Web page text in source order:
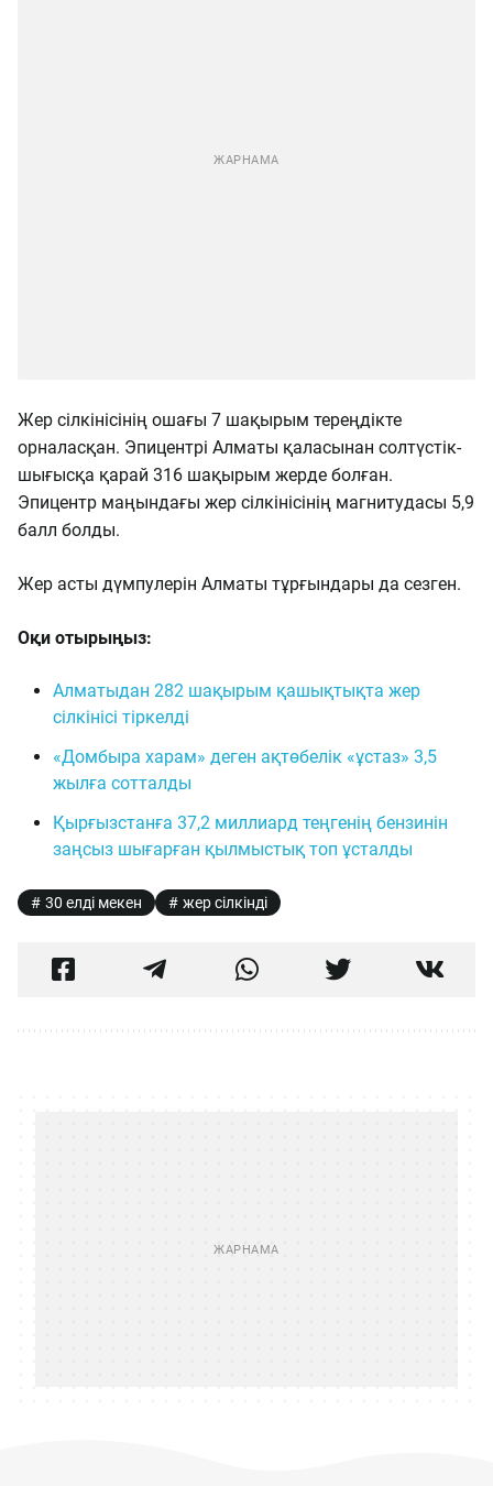
Жер сілкінісінің ошағы 7 шақырым тереңдікте
орналасқан. Эпицентрі Алматы қаласынан солтүстік-
шығысқа қарай 316 шақырым жерде болған.
Эпицентр маңындағы жер сілкінісінің магнитудасы 5,9
балл болды.
Жер асты дүмпулерін Алматы тұрғындары да сезген.
Оқи отырыңыз:
Алматыдан 282 шақырым қашықтықта жер
сілкінісі тіркелді
«Домбыра харам» деген ақтөбелік «ұстаз» 3,5
жылға сотталды
Қырғызстанға 37,2 миллиард теңгенің бензинін
заңсыз шығарған қылмыстық топ ұсталды
30 елді мекен жер сілкінді